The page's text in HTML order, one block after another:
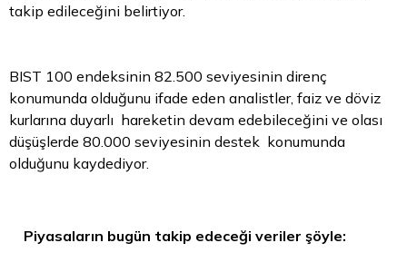
takip edileceğini belirtiyor.
BIST 100 endeksinin 82.500 seviyesinin direnç
konumunda olduğunu ifade eden analistler, faiz ve döviz
kurlarına duyarlı hareketin devam edebileceğini ve olası
düşüşlerde 80.000 seviyesinin destek konumunda
olduğunu kaydediyor.
Piyasaların bugün takip edeceği veriler şöyle: